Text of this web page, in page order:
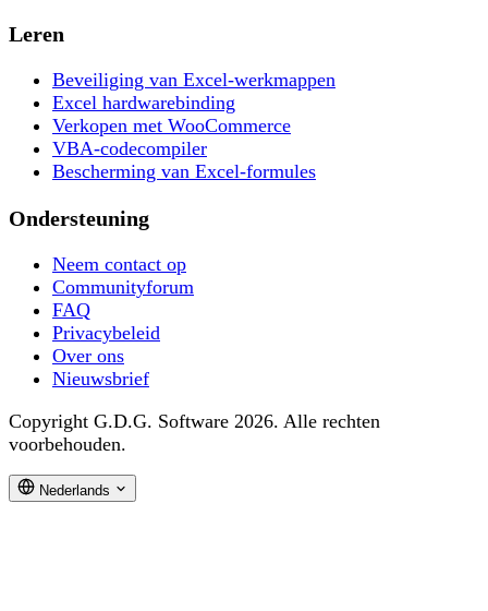
Leren
Beveiliging van Excel-werkmappen
Excel hardwarebinding
Verkopen met WooCommerce
VBA-codecompiler
Bescherming van Excel-formules
Ondersteuning
Neem contact op
Communityforum
FAQ
Privacybeleid
Over ons
Nieuwsbrief
Copyright G.D.G. Software 2026. Alle rechten
voorbehouden.
Nederlands